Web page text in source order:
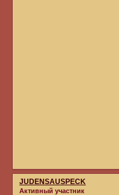
JUDENSAUSPECK
Активный участник